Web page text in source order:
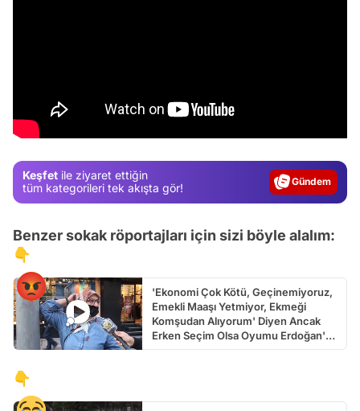
Keşfet ile ziyaret ettiğin
tüm kategorileri tek akışta gör!
Gündem
Video
Benzer sokak röportajları için sizi böyle alalım:
👇
'Ekonomi Çok Kötü, Geçinemiyoruz,
Emekli Maaşı Yetmiyor, Ekmeği
Komşudan Alıyorum' Diyen Ancak
Erken Seçim Olsa Oyumu Erdoğan'a
Veririm Diyen Kadın
👇